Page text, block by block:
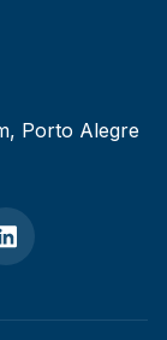
Porto Alegre